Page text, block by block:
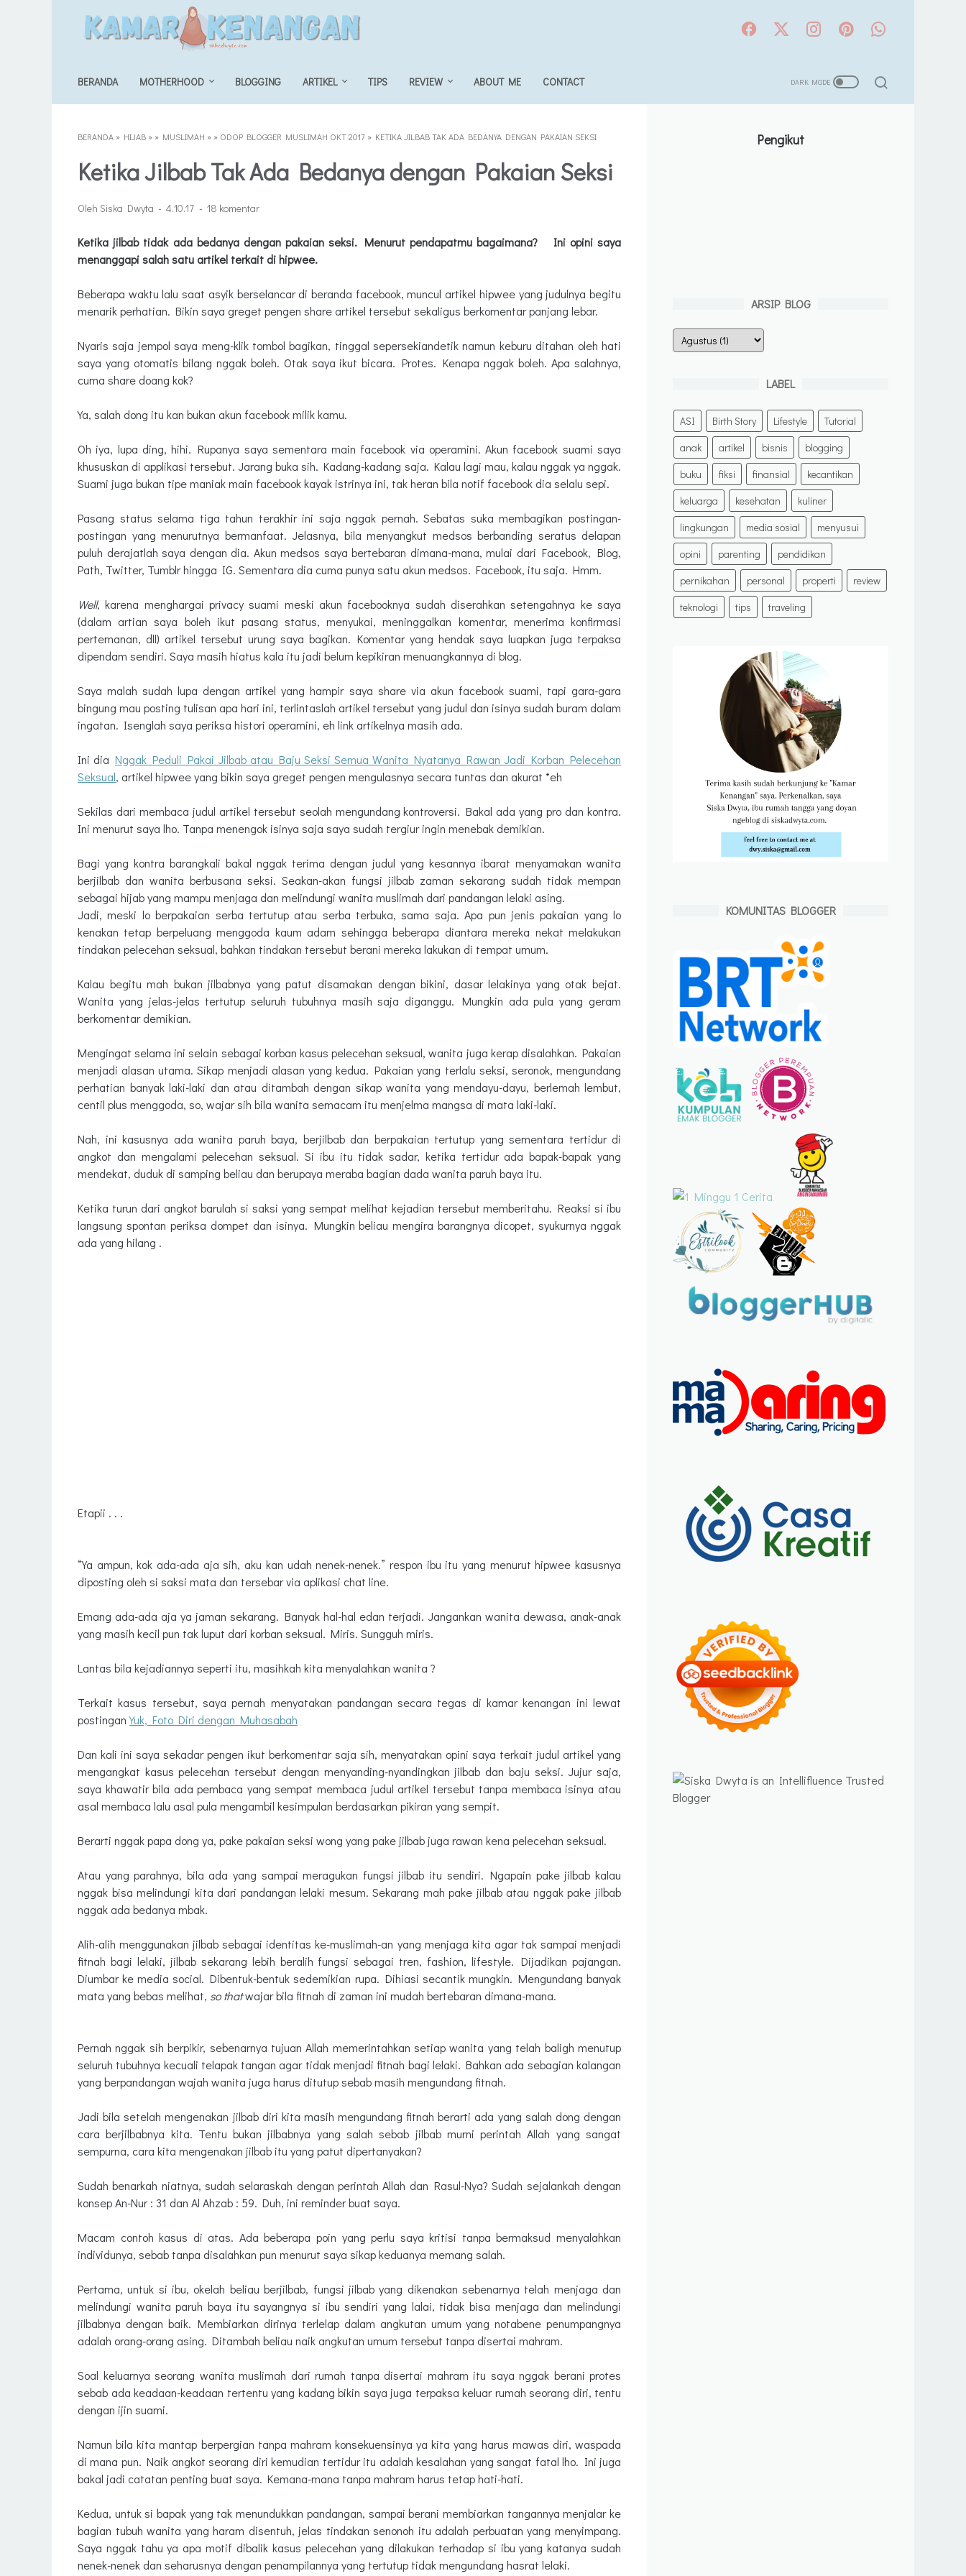
BERANDA MOTHERHOOD BLOGGING ARTIKEL TIPS REVIEW ABOUT ME CONTACT
BERANDA » HIJAB » » MUSLIMAH » » ODOP BLOGGER MUSLIMAH OKT 2017 » KETIKA JILBAB TAK ADA BEDANYA DENGAN PAKAIAN SEKSI
Ketika Jilbab Tak Ada Bedanya dengan Pakaian Seksi
Oleh Siska Dwyta 4.10.17 18 komentar
Ketika jilbab tidak ada bedanya dengan pakaian seksi. Menurut pendapatmu bagaimana? Ini opini saya
menanggapi salah satu artikel terkait di hipwee.
Beberapa waktu lalu saat asyik berselancar di beranda facebook, muncul artikel hipwee yang judulnya begitu
menarik perhatian. Bikin saya greget pengen share artikel tersebut sekaligus berkomentar panjang lebar.
Nyaris saja jempol saya meng-klik tombol bagikan, tinggal sepersekiandetik namun keburu ditahan oleh hati
saya yang otomatis bilang nggak boleh. Otak saya ikut bicara. Protes. Kenapa nggak boleh. Apa salahnya,
cuma share doang kok?
Ya, salah dong itu kan bukan akun facebook milik kamu.
Oh iya, lupa ding, hihi. Rupanya saya sementara main facebook via operamini. Akun facebook suami saya
khususkan di applikasi tersebut. Jarang buka sih. Kadang-kadang saja. Kalau lagi mau, kalau nggak ya nggak.
Suami juga bukan tipe maniak main facebook kayak istrinya ini, tak heran bila notif facebook dia selalu sepi.
Pasang status selama tiga tahun terakhir ini saja nggak pernah. Sebatas suka membagikan postingan-
postingan yang menurutnya bermanfaat. Jelasnya, bila menyangkut medsos berbanding seratus delapan
puluh derajatlah saya dengan dia. Akun medsos saya bertebaran dimana-mana, mulai dari Facebook, Blog,
Path, Twitter, Tumblr hingga IG. Sementara dia cuma punya satu akun medsos. Facebook, itu saja. Hmm.
Well, karena menghargai privacy suami meski akun facebooknya sudah diserahkan setengahnya ke saya
(dalam artian saya boleh ikut pasang status, menyukai, meninggalkan komentar, menerima konfirmasi
pertemanan, dll) artikel tersebut urung saya bagikan. Komentar yang hendak saya luapkan juga terpaksa
dipendam sendiri. Saya masih hiatus kala itu jadi belum kepikiran menuangkannya di blog.
Saya malah sudah lupa dengan artikel yang hampir saya share via akun facebook suami, tapi gara-gara
bingung mau posting tulisan apa hari ini, terlintaslah artikel tersebut yang judul dan isinya sudah buram dalam
ingatan. Isenglah saya periksa histori operamini, eh link artikelnya masih ada.
Ini dia Nggak Peduli Pakai Jilbab atau Baju Seksi Semua Wanita Nyatanya Rawan Jadi Korban Pelecehan
Seksual, artikel hipwee yang bikin saya greget pengen mengulasnya secara tuntas dan akurat *eh
Sekilas dari membaca judul artikel tersebut seolah mengundang kontroversi. Bakal ada yang pro dan kontra.
Ini menurut saya lho. Tanpa menengok isinya saja saya sudah tergiur ingin menebak demikian.
Bagi yang kontra barangkali bakal nggak terima dengan judul yang kesannya ibarat menyamakan wanita
berjilbab dan wanita berbusana seksi. Seakan-akan fungsi jilbab zaman sekarang sudah tidak mempan
sebagai hijab yang mampu menjaga dan melindungi wanita muslimah dari pandangan lelaki asing.
Jadi, meski lo berpakaian serba tertutup atau serba terbuka, sama saja. Apa pun jenis pakaian yang lo
kenakan tetap berpeluang menggoda kaum adam sehingga beberapa diantara mereka nekat melakukan
tindakan pelecehan seksual, bahkan tindakan tersebut berani mereka lakukan di tempat umum.
Kalau begitu mah bukan jilbabnya yang patut disamakan dengan bikini, dasar lelakinya yang otak bejat.
Wanita yang jelas-jelas tertutup seluruh tubuhnya masih saja diganggu. Mungkin ada pula yang geram
berkomentar demikian.
Mengingat selama ini selain sebagai korban kasus pelecehan seksual, wanita juga kerap disalahkan. Pakaian
menjadi alasan utama. Sikap menjadi alasan yang kedua. Pakaian yang terlalu seksi, seronok, mengundang
perhatian banyak laki-laki dan atau ditambah dengan sikap wanita yang mendayu-dayu, berlemah lembut,
centil plus menggoda, so, wajar sih bila wanita semacam itu menjelma mangsa di mata laki-laki.
Nah, ini kasusnya ada wanita paruh baya, berjilbab dan berpakaian tertutup yang sementara tertidur di
angkot dan mengalami pelecehan seksual. Si ibu itu tidak sadar, ketika tertidur ada bapak-bapak yang
mendekat, duduk di samping beliau dan berupaya meraba bagian dada wanita paruh baya itu.
Ketika turun dari angkot barulah si saksi yang sempat melihat kejadian tersebut memberitahu. Reaksi si ibu
langsung spontan periksa dompet dan isinya. Mungkin beliau mengira barangnya dicopet, syukurnya nggak
ada yang hilang .
Etapii . . .
“Ya ampun, kok ada-ada aja sih, aku kan udah nenek-nenek.” respon ibu itu yang menurut hipwee kasusnya
diposting oleh si saksi mata dan tersebar via aplikasi chat line.
Emang ada-ada aja ya jaman sekarang. Banyak hal-hal edan terjadi. Jangankan wanita dewasa, anak-anak
yang masih kecil pun tak luput dari korban seksual. Miris. Sungguh miris.
Lantas bila kejadiannya seperti itu, masihkah kita menyalahkan wanita ?
Terkait kasus tersebut, saya pernah menyatakan pandangan secara tegas di kamar kenangan ini lewat
postinganYuk, Foto Diri dengan Muhasabah
Dan kali ini saya sekadar pengen ikut berkomentar saja sih, menyatakan opini saya terkait judul artikel yang
mengangkat kasus pelecehan tersebut dengan menyanding-nyandingkan jilbab dan baju seksi. Jujur saja,
saya khawatir bila ada pembaca yang sempat membaca judul artikel tersebut tanpa membaca isinya atau
asal membaca lalu asal pula mengambil kesimpulan berdasarkan pikiran yang sempit.
Berarti nggak papa dong ya, pake pakaian seksi wong yang pake jilbab juga rawan kena pelecehan seksual.
Atau yang parahnya, bila ada yang sampai meragukan fungsi jilbab itu sendiri. Ngapain pake jilbab kalau
nggak bisa melindungi kita dari pandangan lelaki mesum. Sekarang mah pake jilbab atau nggak pake jilbab
nggak ada bedanya mbak.
Alih-alih menggunakan jilbab sebagai identitas ke-muslimah-an yang menjaga kita agar tak sampai menjadi
fitnah bagi lelaki, jilbab sekarang lebih beralih fungsi sebagai tren, fashion, lifestyle. Dijadikan pajangan.
Diumbar ke media social. Dibentuk-bentuk sedemikian rupa. Dihiasi secantik mungkin. Mengundang banyak
mata yang bebas melihat, so thatwajar bila fitnah di zaman ini mudah bertebaran dimana-mana.
Pernah nggak sih berpikir, sebenarnya tujuan Allah memerintahkan setiap wanita yang telah baligh menutup
seluruh tubuhnya kecuali telapak tangan agar tidak menjadi fitnah bagi lelaki. Bahkan ada sebagian kalangan
yang berpandangan wajah wanita juga harus ditutup sebab masih mengundang fitnah.
Jadi bila setelah mengenakan jilbab diri kita masih mengundang fitnah berarti ada yang salah dong dengan
cara berjilbabnya kita. Tentu bukan jilbabnya yang salah sebab jilbab murni perintah Allah yang sangat
sempurna, cara kita mengenakan jilbab itu yang patut dipertanyakan?
Sudah benarkah niatnya, sudah selaraskah dengan perintah Allah dan Rasul-Nya? Sudah sejalankah dengan
konsep An-Nur : 31 dan Al Ahzab : 59. Duh, ini reminder buat saya.
Macam contoh kasus di atas. Ada beberapa poin yang perlu saya kritisi tanpa bermaksud menyalahkan
individunya, sebab tanpa disalahkan pun menurut saya sikap keduanya memang salah.
Pertama, untuk si ibu, okelah beliau berjilbab, fungsi jilbab yang dikenakan sebenarnya telah menjaga dan
melindungi wanita paruh baya itu sayangnya si ibu sendiri yang lalai, tidak bisa menjaga dan melindungi
jilbabnya dengan baik. Membiarkan dirinya terlelap dalam angkutan umum yang notabene penumpangnya
adalah orang-orang asing. Ditambah beliau naik angkutan umum tersebut tanpa disertai mahram.
Soal keluarnya seorang wanita muslimah dari rumah tanpa disertai mahram itu saya nggak berani protes
sebab ada keadaan-keadaan tertentu yang kadang bikin saya juga terpaksa keluar rumah seorang diri, tentu
dengan ijin suami.
Namun bila kita mantap berpergian tanpa mahram konsekuensinya ya kita yang harus mawas diri, waspada
di mana pun. Naik angkot seorang diri kemudian tertidur itu adalah kesalahan yang sangat fatal lho. Ini juga
bakal jadi catatan penting buat saya. Kemana-mana tanpa mahram harus tetap hati-hati.
Kedua, untuk si bapak yang tak menundukkan pandangan, sampai berani membiarkan tangannya menjalar ke
bagian tubuh wanita yang haram disentuh, jelas tindakan senonoh itu adalah perbuatan yang menyimpang.
Saya nggak tahu ya apa motif dibalik kasus pelecehan yang dilakukan terhadap si ibu yang katanya sudah
nenek-nenek dan seharusnya dengan penampilannya yang tertutup tidak mengundang hasrat lelaki.
Pengikut
ARSIP BLOG
LABEL
ASI Birth Story Lifestyle
Tutorial
anak
artikel bisnis
blogging
buku
fiksi finansial
kecantikan
keluarga
kesehatan
kuliner
lingkungan
media sosial
menyusui
opini
parenting
pendidikan
pernikahan
personal properti
review
teknologi
tips traveling
KOMUNITAS BLOGGER